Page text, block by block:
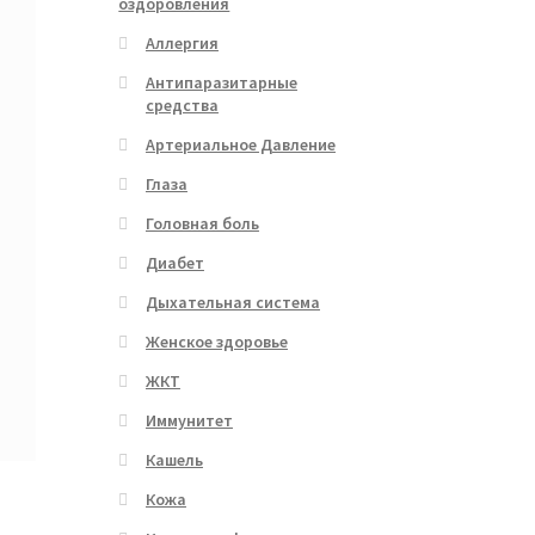
Аллергия
Антипаразитарные
средства
Артериальное Давление
Глаза
Головная боль
Диабет
Дыхательная система
Женское здоровье
ЖКТ
Иммунитет
Кашель
Кожа